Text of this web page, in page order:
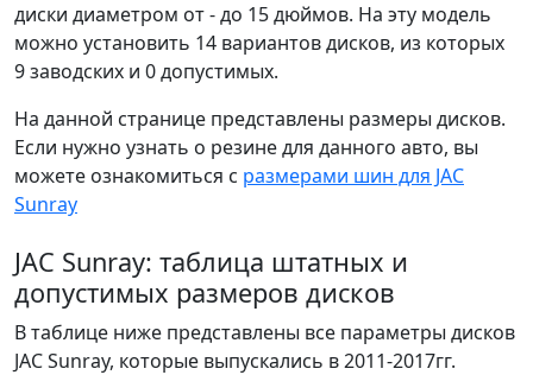
диски диаметром от - до 15 дюймов. На эту модель
можно установить 14 вариантов дисков, из которых
9 заводских и 0 допустимых.
На данной странице представлены размеры дисков.
Если нужно узнать о резине для данного авто, вы
можете ознакомиться с размерами шин для JAC
Sunray
JAC Sunray: таблица штатных и
допустимых размеров дисков
В таблице ниже представлены все параметры дисков
JAC Sunray, которые выпускались в 2011-2017гг.